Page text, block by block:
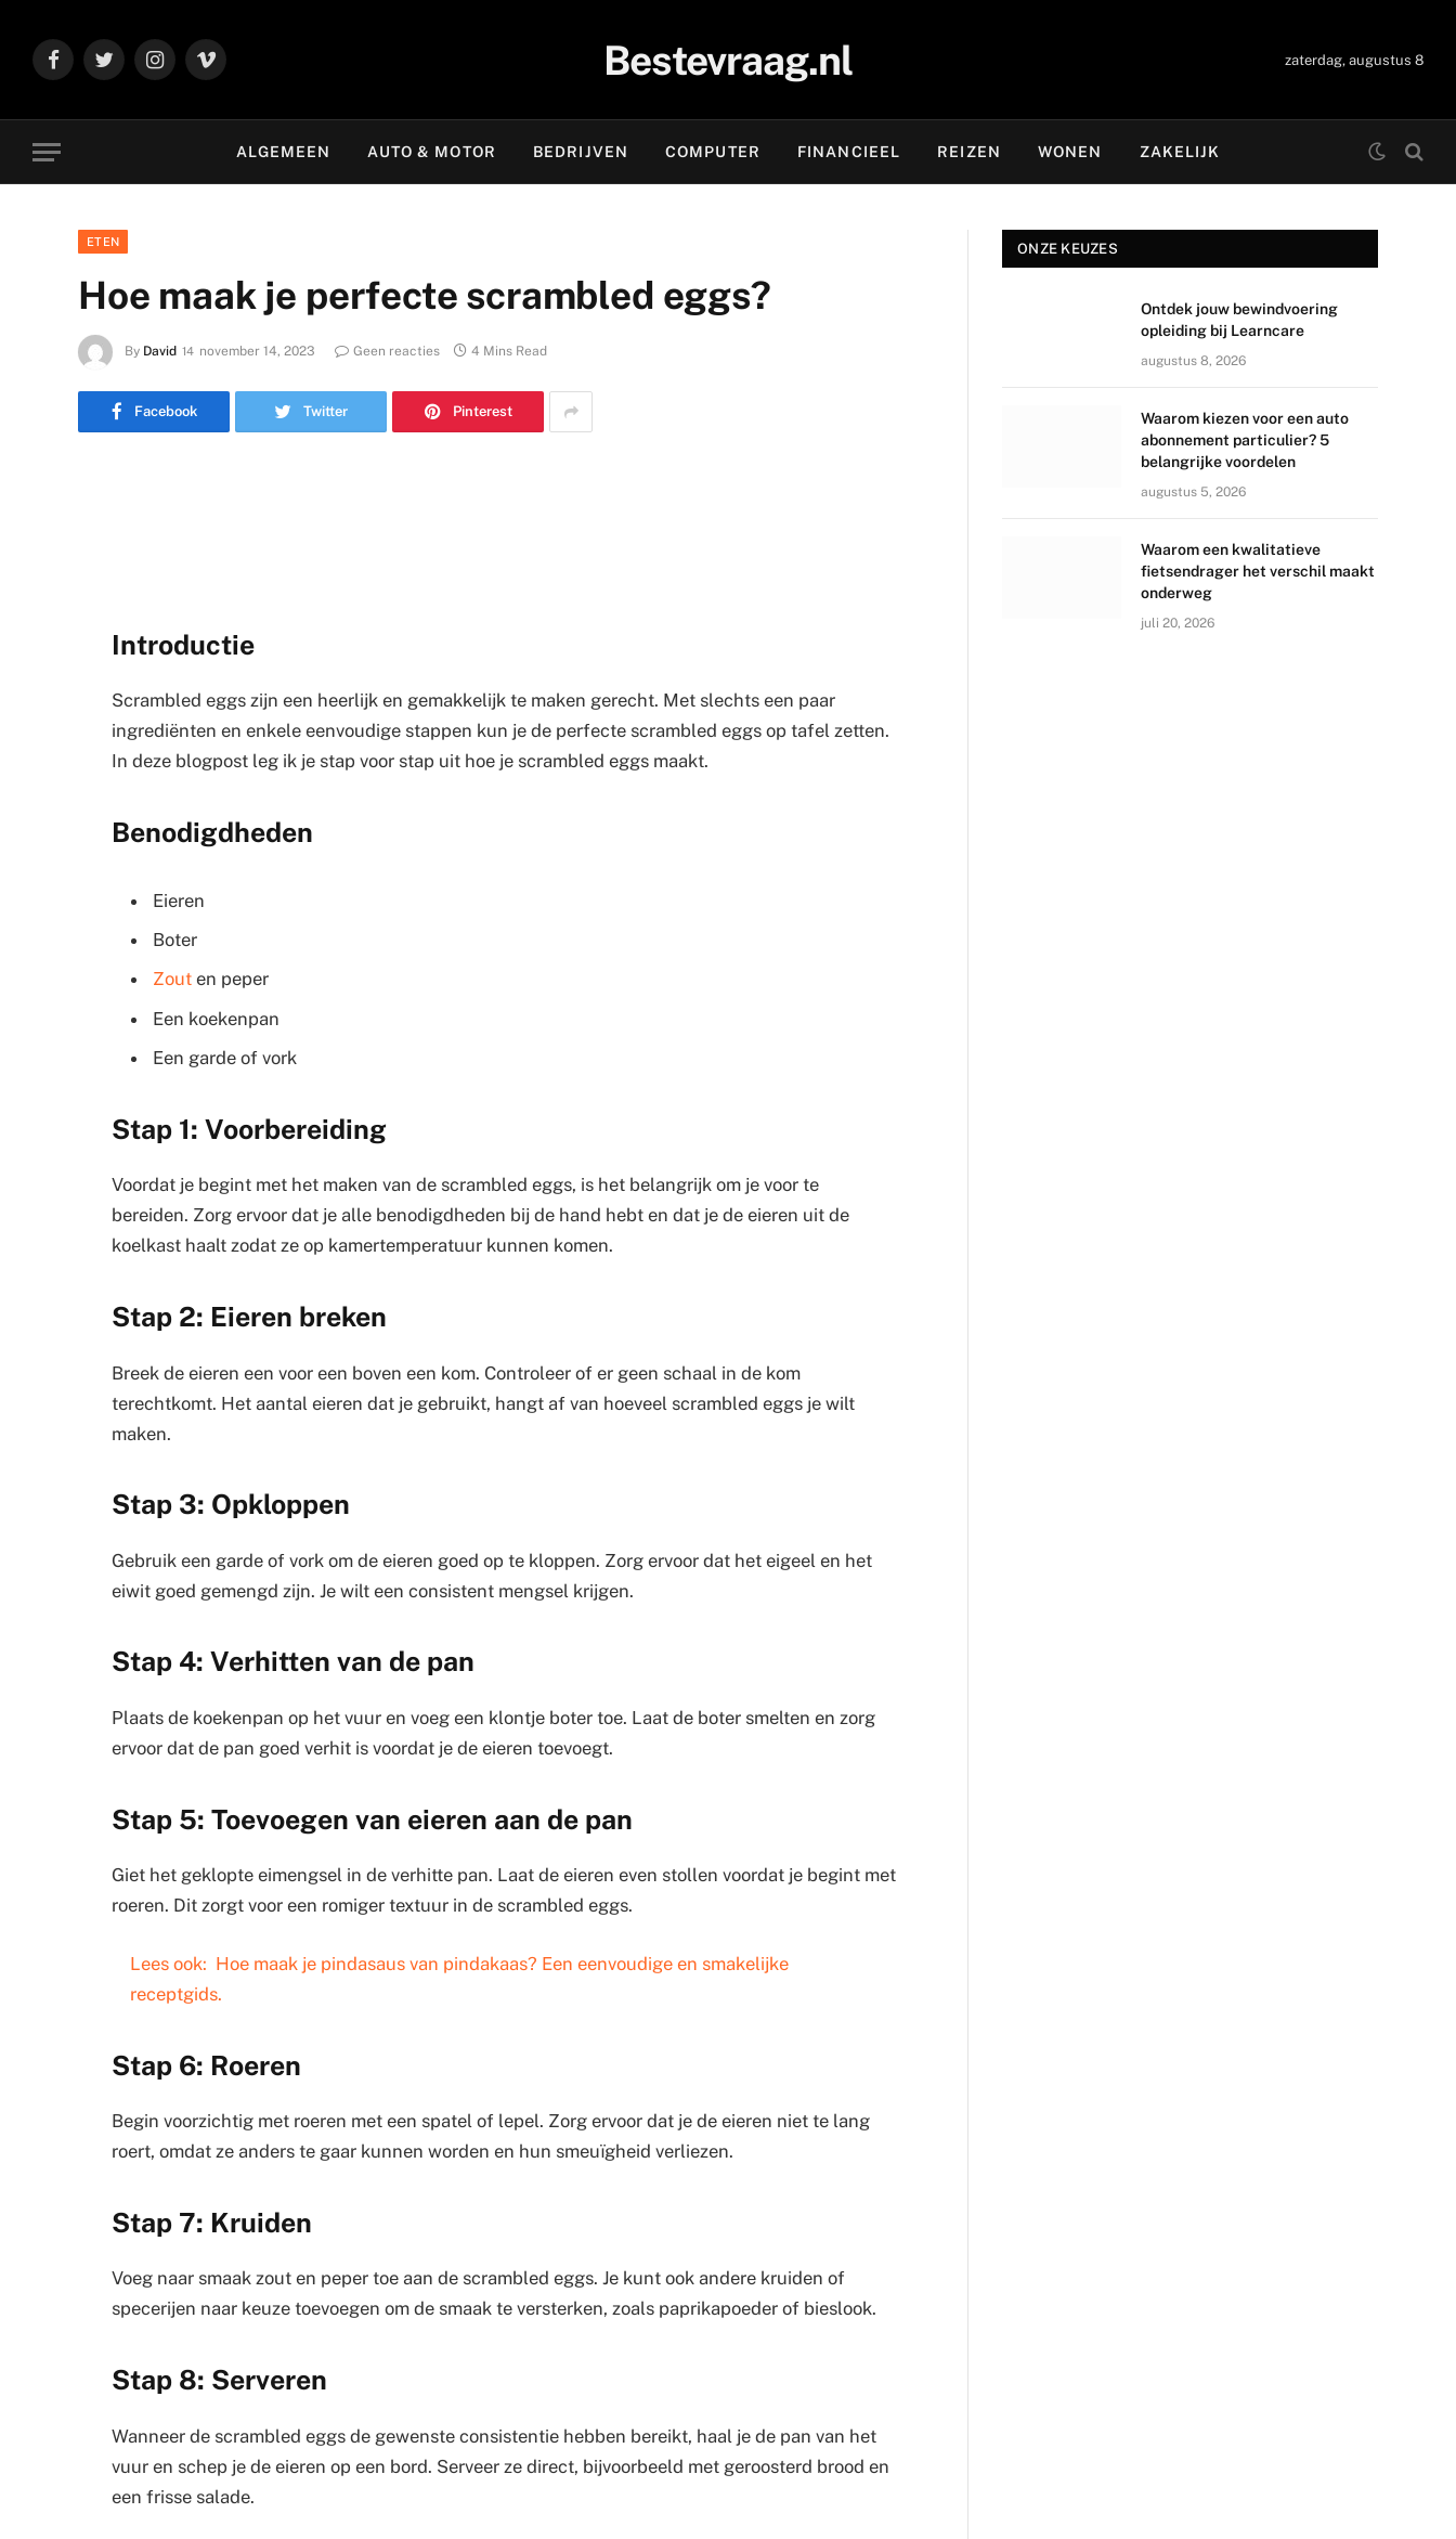
FacebookTwitter Instagram
Vimeo Bestevraag.nl zaterdag, augustus 8
ALGEMEEN AUTO & MOTOR BEDRIJVEN COMPUTER FINANCIEEL REIZEN WONEN ZAKELIJK
ETEN
Hoe maak je perfecte scrambled eggs?
By David november 14, 2023 Geen reacties 4 Mins Read
Facebook Twitter Pinterest
Introductie
Scrambled eggs zijn een heerlijk en gemakkelijk te maken gerecht. Met slechts een paar
ingrediënten en enkele eenvoudige stappen kun je de perfecte scrambled eggs op tafel zetten.
In deze blogpost leg ik je stap voor stap uit hoe je scrambled eggs maakt.
Benodigdheden
Eieren
Boter
Zout en peper
Een koekenpan
Een garde of vork
Stap 1: Voorbereiding
Voordat je begint met het maken van de scrambled eggs, is het belangrijk om je voor te
bereiden. Zorg ervoor dat je alle benodigdheden bij de hand hebt en dat je de eieren uit de
koelkast haalt zodat ze op kamertemperatuur kunnen komen.
Stap 2: Eieren breken
Breek de eieren een voor een boven een kom. Controleer of er geen schaal in de kom
terechtkomt. Het aantal eieren dat je gebruikt, hangt af van hoeveel scrambled eggs je wilt
maken.
Stap 3: Opkloppen
Gebruik een garde of vork om de eieren goed op te kloppen. Zorg ervoor dat het eigeel en het
eiwit goed gemengd zijn. Je wilt een consistent mengsel krijgen.
Stap 4: Verhitten van de pan
Plaats de koekenpan op het vuur en voeg een klontje boter toe. Laat de boter smelten en zorg
ervoor dat de pan goed verhit is voordat je de eieren toevoegt.
Stap 5: Toevoegen van eieren aan de pan
Giet het geklopte eimengsel in de verhitte pan. Laat de eieren even stollen voordat je begint met
roeren. Dit zorgt voor een romiger textuur in de scrambled eggs.
Lees ook: Hoe maak je pindasaus van pindakaas? Een eenvoudige en smakelijke
receptgids.
Stap 6: Roeren
Begin voorzichtig met roeren met een spatel of lepel. Zorg ervoor dat je de eieren niet te lang
roert, omdat ze anders te gaar kunnen worden en hun smeuïgheid verliezen.
Stap 7: Kruiden
Voeg naar smaak zout en peper toe aan de scrambled eggs. Je kunt ook andere kruiden of
specerijen naar keuze toevoegen om de smaak te versterken, zoals paprikapoeder of bieslook.
Stap 8: Serveren
Wanneer de scrambled eggs de gewenste consistentie hebben bereikt, haal je de pan van het
vuur en schep je de eieren op een bord. Serveer ze direct, bijvoorbeeld met geroosterd brood en
een frisse salade.
ONZE KEUZES
Ontdek jouw bewindvoering
opleiding bij Learncare
augustus 8, 2026
Waarom kiezen voor een auto
abonnement particulier? 5
belangrijke voordelen
augustus 5, 2026
Waarom een kwalitatieve
fietsendrager het verschil maakt
onderweg
juli 20, 2026